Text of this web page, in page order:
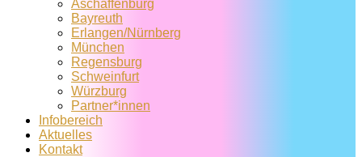
Aschaffenburg
Bayreuth
Erlangen/Nürnberg
München
Regensburg
Schweinfurt
Würzburg
Partner*innen
Infobereich
Aktuelles
Kontakt